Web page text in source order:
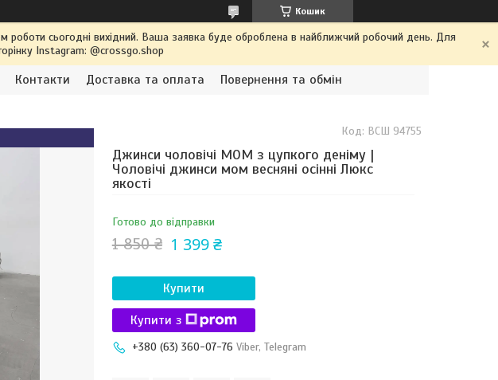
Кошик
роботи сьогодні вихідний. Ваша заявка буде оброблена в найближчий робочий день. Для
Instagram: @crossgo.shop
Контакти Доставка та оплата Повернення та обмін
Джинси чоловічі MOM з цупкого деніму |
Чоловічі джинси мом весняні осінні Люкс
якості
Готово до відправки
Код: ВСШ 94755
1 850 ₴ 1 399 ₴
Купити
Купити з
+380 (63) 360-07-76 Viber, Telegram